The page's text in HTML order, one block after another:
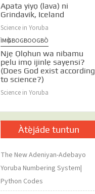
Apata yiyọ (lava) ni
Grindavik, Iceland
Science in Yoruba
ÌMỌ̀ GBOGBOOGBÒ
Njẹ Ọlọhun wa nibamu
pẹlu imọ ijinlẹ sayẹnsi?
(Does God exist according
to science?)
Science in Yoruba
Àtẹ̀jáde tuntun
The New Adeniyan-Adebayo
Yoruba Numbering System|
Python Codes